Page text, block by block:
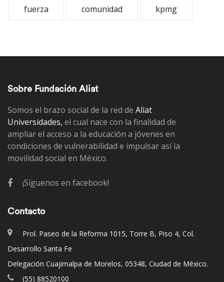
fuerza comunidad kpmg
Sobre Fundación Aliat
Somos el brazo social de la red de Aliat
Universidades, el cual nace con la finalidad de
ampliar el acceso a la educación a jóvenes en
condiciones de vulnerabilidad e impulsar así la
movilidad social en México.
¡Síguenos en facebook!
Contacto
Prol. Paseo de la Reforma 1015, Torre B, Piso 4, Col.
Desarrollo Santa Fe
Delegación Cuajimalpa de Morelos, 05348, Ciudad de México.
(55) 88520100